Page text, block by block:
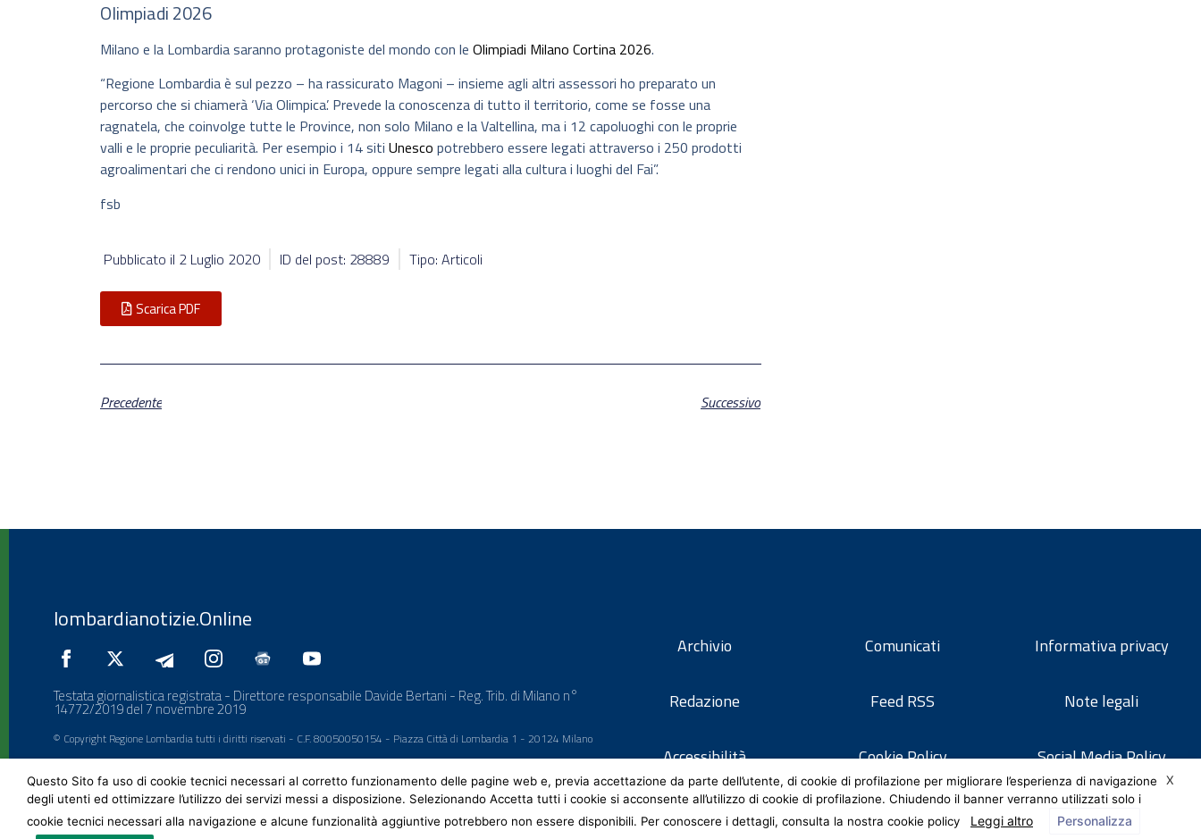
Olimpiadi 2026
Milano e la Lombardia saranno protagoniste del mondo con le Olimpiadi Milano Cortina 2026.
“Regione Lombardia è sul pezzo – ha rassicurato Magoni – insieme agli altri assessori ho preparato un
percorso che si chiamerà ‘Via Olimpica’. Prevede la conoscenza di tutto il territorio, come se fosse una
ragnatela, che coinvolge tutte le Province, non solo Milano e la Valtellina, ma i 12 capoluoghi con le proprie
valli e le proprie peculiarità. Per esempio i 14 siti Unesco potrebbero essere legati attraverso i 250 prodotti
agroalimentari che ci rendono unici in Europa, oppure sempre legati alla cultura i luoghi del Fai”.
fsb
Pubblicato il 2 Luglio 2020 ID del post: 28889 Tipo: Articoli
Scarica PDF
Precedente Successivo
lombardianotizie.Online
Testata giornalistica registrata - Direttore responsabile Davide Bertani - Reg. Trib. di Milano n°
14772/2019 del 7 novembre 2019
© Copyright Regione Lombardia tutti i diritti riservati - C.F. 80050050154 - Piazza Città di Lombardia 1 - 20124 Milano
Archivio
Redazione
Accessibilità
Comunicati
Feed RSS
Cookie Policy
Informativa privacy
Note legali
Social Media Policy
X
Questo Sito fa uso di cookie tecnici necessari al corretto funzionamento delle pagine web e, previa accettazione da parte dell’utente, di cookie di profilazione per migliorare l’esperienza di navigazione
degli utenti ed ottimizzare l’utilizzo dei servizi messi a disposizione. Selezionando Accetta tutti i cookie si acconsente all’utilizzo di cookie di profilazione. Chiudendo il banner verranno utilizzati solo i
cookie tecnici necessari alla navigazione e alcune funzionalità aggiuntive potrebbero non essere disponibili. Per conoscere i dettagli, consulta la nostra cookie policy
Leggi altro Personalizza